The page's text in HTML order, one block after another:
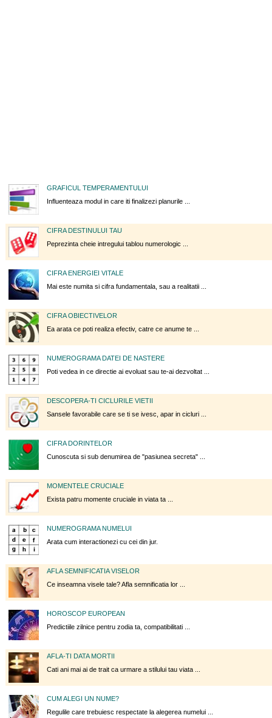
GRAFICUL TEMPERAMENTULUI
Influenteaza modul in care iti finalizezi planurile ...
CIFRA DESTINULUI TAU
Peprezinta cheie intregului tablou numerologic ...
CIFRA ENERGIEI VITALE
Mai este numita si cifra fundamentala, sau a realitatii ...
CIFRA OBIECTIVELOR
Ea arata ce poti realiza efectiv, catre ce anume te ...
NUMEROGRAMA DATEI DE NASTERE
Poti vedea in ce directie ai evoluat sau te-ai dezvoltat ...
DESCOPERA-TI CICLURILE VIETII
Sansele favorabile care se ti se ivesc, apar in cicluri ...
CIFRA DORINTELOR
Cunoscuta si sub denumirea de "pasiunea secreta" ...
MOMENTELE CRUCIALE
Exista patru momente cruciale in viata ta ...
NUMEROGRAMA NUMELUI
Arata cum interactionezi cu cei din jur.
AFLA SEMNIFICATIA VISELOR
Ce inseamna visele tale? Afla semnificatia lor ...
HOROSCOP EUROPEAN
Predictiile zilnice pentru zodia ta, compatibilitati ...
AFLA-TI DATA MORTII
Cati ani mai ai de trait ca urmare a stilului tau viata ...
CUM ALEGI UN NUME?
Regulile care trebuiesc respectate la alegerea numelui ...